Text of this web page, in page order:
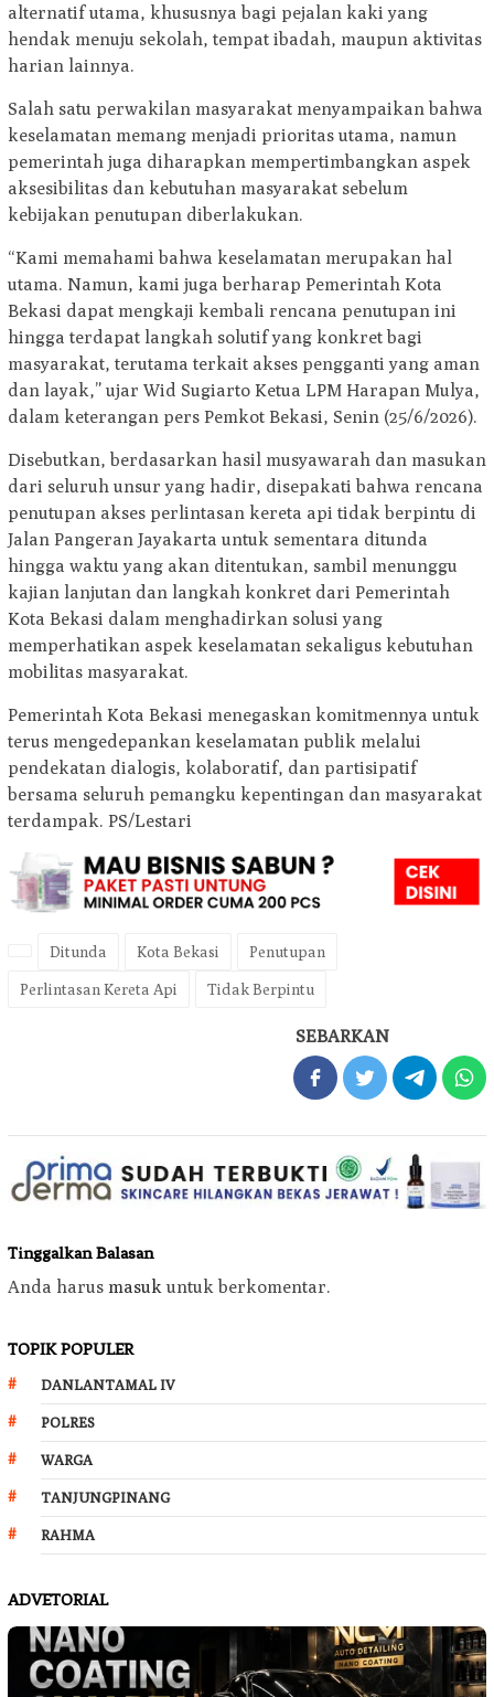
alternatif utama, khususnya bagi pejalan kaki yang
hendak menuju sekolah, tempat ibadah, maupun aktivitas
harian lainnya.
Salah satu perwakilan masyarakat menyampaikan bahwa
keselamatan memang menjadi prioritas utama, namun
pemerintah juga diharapkan mempertimbangkan aspek
aksesibilitas dan kebutuhan masyarakat sebelum
kebijakan penutupan diberlakukan.
“Kami memahami bahwa keselamatan merupakan hal
utama. Namun, kami juga berharap Pemerintah Kota
Bekasi dapat mengkaji kembali rencana penutupan ini
hingga terdapat langkah solutif yang konkret bagi
masyarakat, terutama terkait akses pengganti yang aman
dan layak,” ujar Wid Sugiarto Ketua LPM Harapan Mulya,
dalam keterangan pers Pemkot Bekasi, Senin (25/6/2026).
Disebutkan, berdasarkan hasil musyawarah dan masukan
dari seluruh unsur yang hadir, disepakati bahwa rencana
penutupan akses perlintasan kereta api tidak berpintu di
Jalan Pangeran Jayakarta untuk sementara ditunda
hingga waktu yang akan ditentukan, sambil menunggu
kajian lanjutan dan langkah konkret dari Pemerintah
Kota Bekasi dalam menghadirkan solusi yang
memperhatikan aspek keselamatan sekaligus kebutuhan
mobilitas masyarakat.
Pemerintah Kota Bekasi menegaskan komitmennya untuk
terus mengedepankan keselamatan publik melalui
pendekatan dialogis, kolaboratif, dan partisipatif
bersama seluruh pemangku kepentingan dan masyarakat
terdampak. PS/Lestari
Ditunda Kota Bekasi Penutupan
Perlintasan Kereta Api Tidak Berpintu
SEBARKAN
Tinggalkan Balasan
Anda harus masuk untuk berkomentar.
TOPIK POPULER
DANLANTAMAL IV
POLRES
WARGA
TANJUNGPINANG
RAHMA
ADVETORIAL